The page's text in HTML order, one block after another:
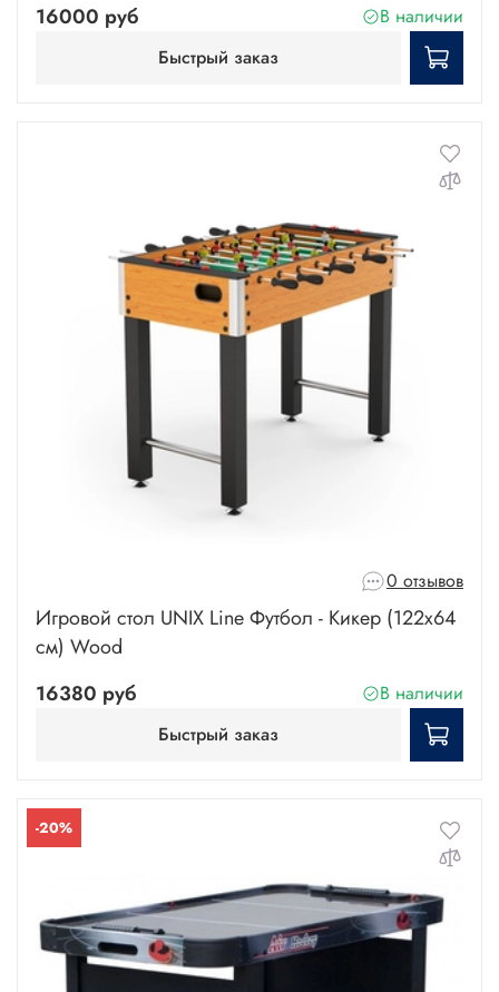
16000 руб
В наличии
Быстрый заказ
0 отзывов
Игровой стол UNIX Line Футбол - Кикер (122х64
cм) Wood
16380 руб
В наличии
Быстрый заказ
-20%